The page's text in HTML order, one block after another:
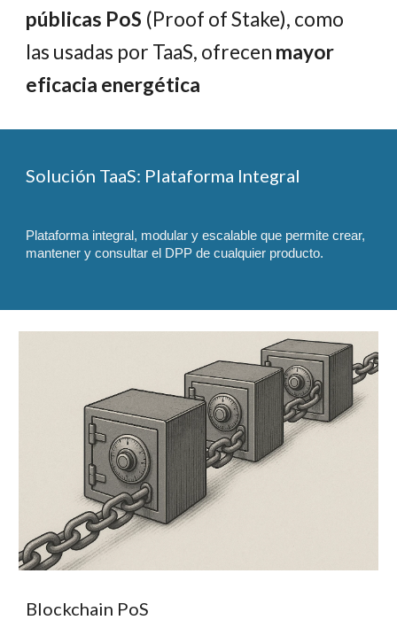
públicas PoS (Proof of Stake), como
las usadas por TaaS, ofrecen mayor
eficacia energética
Solución TaaS: Plataforma Integral
Plataforma integral, modular y escalable que permite crear,
mantener y consultar el DPP de cualquier producto.
Blockchain PoS